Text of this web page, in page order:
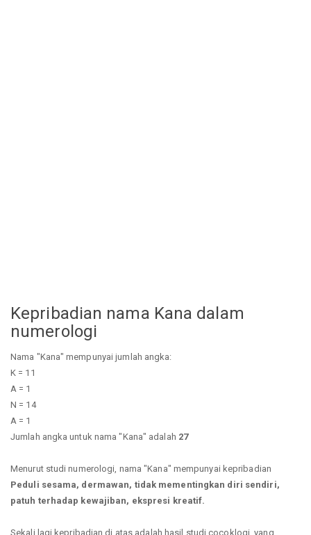
Kepribadian nama Kana dalam
numerologi
Nama "Kana" mempunyai jumlah angka:
K = 11
A = 1
N = 14
A = 1
Jumlah angka untuk nama "Kana" adalah 27
Menurut studi numerologi, nama "Kana" mempunyai kepribadian
Peduli sesama, dermawan, tidak mementingkan diri sendiri,
patuh terhadap kewajiban, ekspresi kreatif.
Sekali lagi kepribadian di atas adalah hasil studi cocoklogi, yang